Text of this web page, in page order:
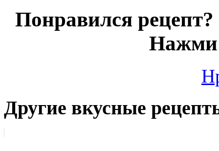
Понравился
Нажми
Другие вкусные